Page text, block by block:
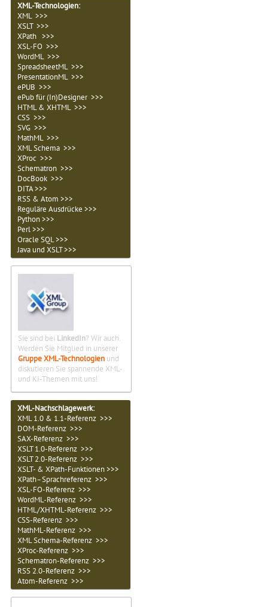
XML-Technologien:
XML >>>
XSLT >>>
XPath >>>
XSL-FO >>>
WordML >>>
SpreadsheetML >>>
PresentationML >>>
ePUB >>>
ePub für (In)Designer >>>
HTML & XHTML >>>
CSS >>>
SVG >>>
MathML >>>
XML Schema >>>
XProc >>>
Schematron >>>
DocBook >>>
DITA >>>
RSS & Atom >>>
Reguläre Ausdrücke >>>
Python >>>
Perl >>>
Oracle SQL >>>
Java und XSLT >>>
Sie sind bei LinkedIn? Wir auch.
Werden Sie Mitglied in unserer
Gruppe XML-Technologien und
diskutieren Sie spannende XML-
und KI-Themen mit uns!
XML-Nachschlagewerk:
XML 1.0 & 1.1-Referenz >>>
DOM-Referenz >>>
SAX-Referenz >>>
XSLT 1.0-Referenz >>>
XSLT 2.0-Referenz >>>
XSLT- & XPath-Funktionen >>>
XPath–Sprachreferenz >>>
XSL-FO-Referenz >>>
WordML-Referenz >>>
HTML/XHTML-Referenz >>>
CSS-Referenz >>>
MathML-Referenz >>>
XML Schema-Referenz >>>
XProc-Referenz >>>
Schematron-Referenz >>>
RSS 2.0-Referenz >>>
Atom-Referenz >>>